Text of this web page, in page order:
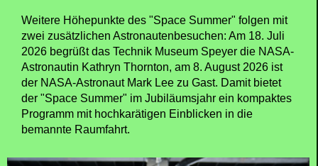
Weitere Höhepunkte des "Space Summer" folgen mit
zwei zusätzlichen Astronautenbesuchen: Am 18. Juli
2026 begrüßt das Technik Museum Speyer die NASA-
Astronautin Kathryn Thornton, am 8. August 2026 ist
der NASA-Astronaut Mark Lee zu Gast. Damit bietet
der "Space Summer" im Jubiläumsjahr ein kompaktes
Programm mit hochkarätigen Einblicken in die
bemannte Raumfahrt.